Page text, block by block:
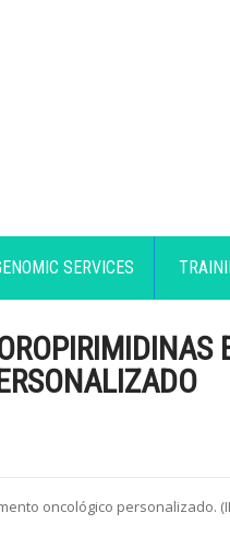
SERVICES
oncológico personalizado.